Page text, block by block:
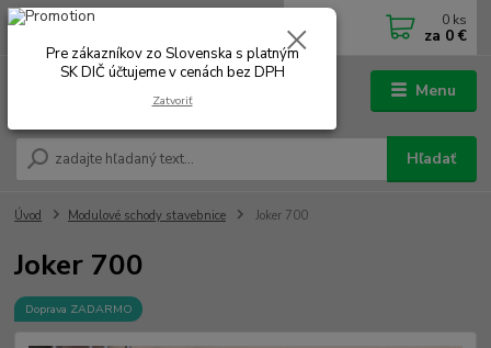
Menu
Hľadať
0902 180 499
0 ks
za 0 €
Úvod Modulové schody stavebnice Joker 700
Joker 700
Doprava ZADARMO
Pre zákazníkov zo Slovenska s platným
SK DIČ účtujeme v cenách bez DPH
Zatvoriť